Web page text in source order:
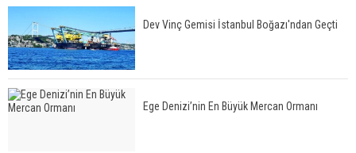
Dev Vinç Gemisi İstanbul Boğazı'ndan Geçti
Ege Denizi’nin En Büyük Mercan Ormanı